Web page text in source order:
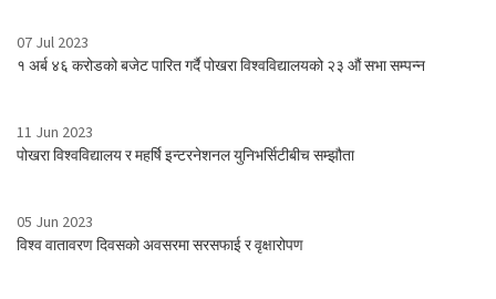
07 Jul 2023
१ अर्ब ४६ करोडको बजेट पारित गर्दै पोखरा विश्वविद्यालयको २३ औं सभा सम्पन्न
11 Jun 2023
पोखरा विश्वविद्यालय र महर्षि इन्टरनेशनल युनिभर्सिटीबीच सम्झौता
05 Jun 2023
विश्व वातावरण दिवसको अवसरमा सरसफाई र वृक्षारोपण